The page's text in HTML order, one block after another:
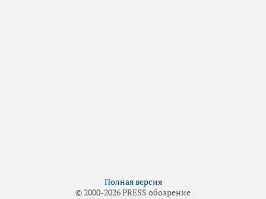
Полная версия
© 2000-2026 PRESS обозрение